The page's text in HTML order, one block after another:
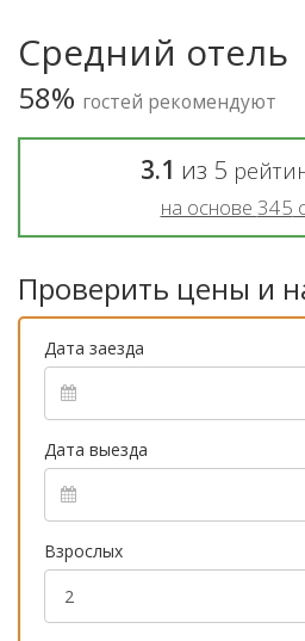
Средний отель
58% гостей рекомендуют
3.1 из 5
на основе 345
Проверить цены и
Дата заезда
Дата выезда
Взрослых